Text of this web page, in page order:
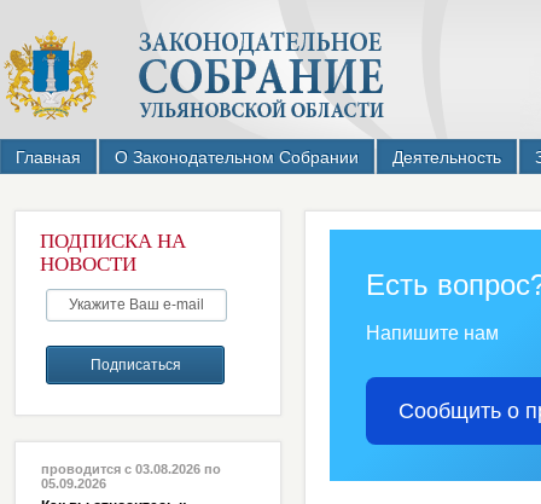
Главная О Законодательном Собрании Деятельность
ПОДПИСКА НА
НОВОСТИ
проводится с 03.08.2026 по
05.09.2026
Есть
Напишите нам
Сообщить о